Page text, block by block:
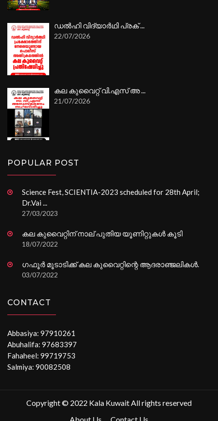
ഡൽഹി വിദ്യാർഥി പ്രക് ...
22/07/2026
കല കുവൈറ്റ് വി.എസ് അ ...
21/07/2026
POPULAR POST
Science Fest, SCIENTIA-2023 scheduled for 28th April;
Dr.Vai ...
27/03/2023
കല കുവൈറ്റിന് നാല് പുതിയ യൂണിറ്റുകൾ കൂടി
18/07/2022
ഗഫൂർ മൂടാടിക്ക് കല കുവൈറ്റിന്റെ ആദരാഞ്ജലികൾ.
03/07/2022
CONTACT
Abbasiya: 97910261
Abuhalifa: 97683397
Fahaheel: 99719753
Salmiya: 90082508
Copyright © 2022 Kala Kuwait All rights reserved